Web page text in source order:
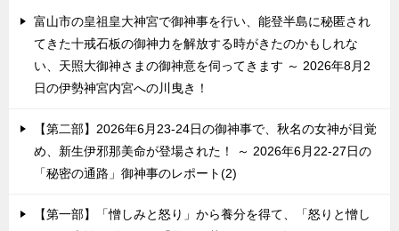
富山市の皇祖皇大神宮で御神事を行い、能登半島に秘匿され
てきた十戒石板の御神力を解放する時がきたのかもしれな
い、天照大御神さまの御神意を伺ってきます ～ 2026年8月2
日の伊勢神宮内宮への川曳き！
【第二部】2026年6月23-24日の御神事で、秋名の女神が目覚
め、新生伊邪那美命が登場された！ ～ 2026年6月22-27日の
「秘密の通路」御神事のレポート(2)
【第一部】「憎しみと怒り」から養分を得て、「怒りと憎し